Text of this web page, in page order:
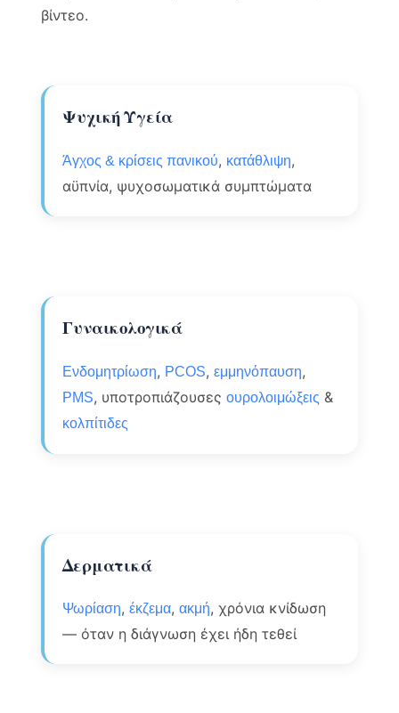
βίντεο.
Ψυχική Υγεία
Άγχος & κρίσεις πανικού, κατάθλιψη,
αϋπνία, ψυχοσωματικά συμπτώματα
Γυναικολογικά
Ενδομητρίωση, PCOS,εμμηνόπαυση,
PMS, υποτροπιάζουσεςουρολοιμώξεις &
κολπίτιδες
Δερματικά
Ψωρίαση,έκζεμα,ακμή, χρόνια κνίδωση
— όταν η διάγνωση έχει ήδη τεθεί